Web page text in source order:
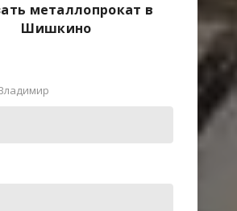
металлопрокат в
Шишкино